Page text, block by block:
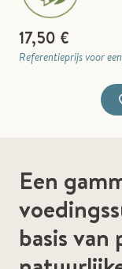
17,50 €
Referentieprijs voor
Een
basis